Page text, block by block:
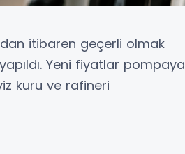
itibaren geçerli olmak
Yeni fiyatlar pompaya
kuru ve rafineri